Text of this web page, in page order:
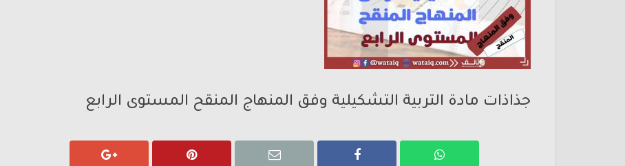
جذاذات مادة التربية التشكيلية وفق المنهاج المنقح المستوى الرابع